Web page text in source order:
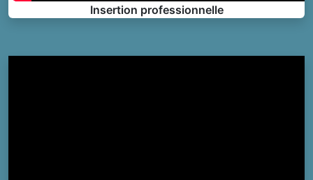
Insertion professionnelle